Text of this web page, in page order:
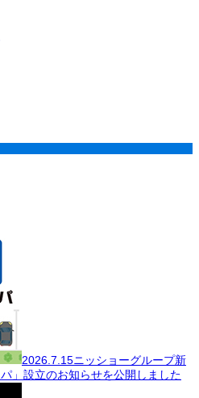
2026.7.15ニッショーグループ新
」設立のお知らせを公開しました